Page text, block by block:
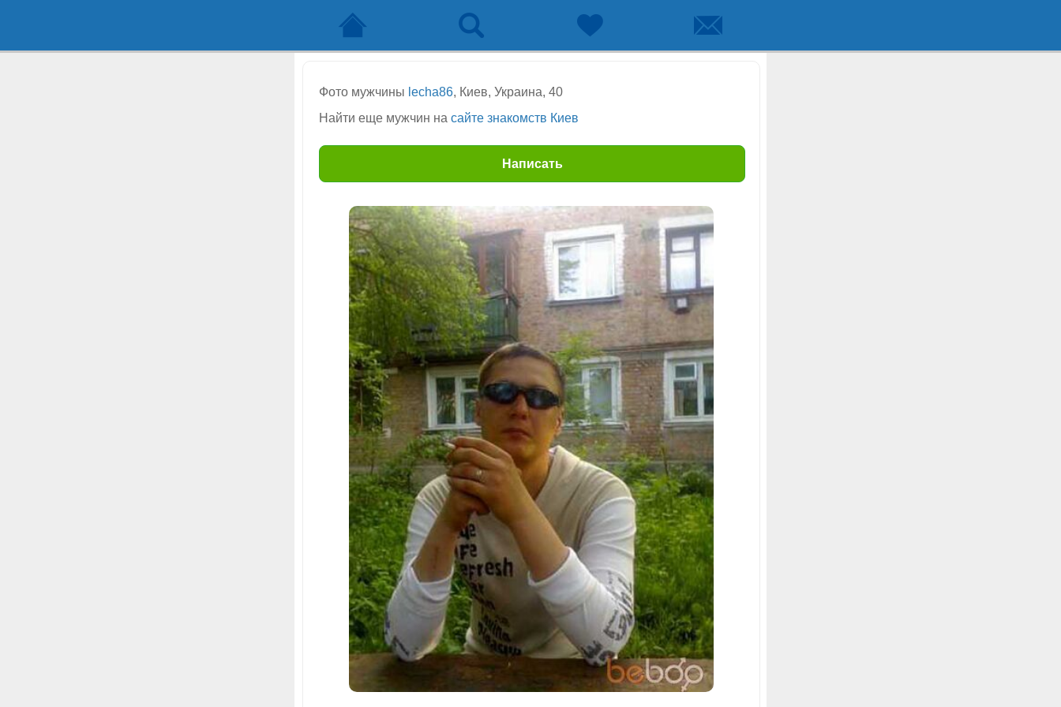
Фото мужчины lecha86, Киев, Украина, 40
Найти еще мужчин на сайте знакомств Киев
Написать